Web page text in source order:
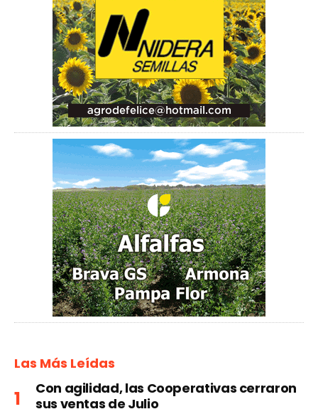
Las Más Leídas
Con agilidad, las Cooperativas cerraron
sus ventas de Julio